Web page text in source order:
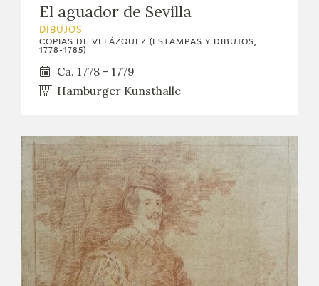
El aguador de Sevilla
DIBUJOS
COPIAS DE VELÁZQUEZ (ESTAMPAS Y DIBUJOS,
1778-1785)
Ca. 1778 - 1779
Hamburger Kunsthalle